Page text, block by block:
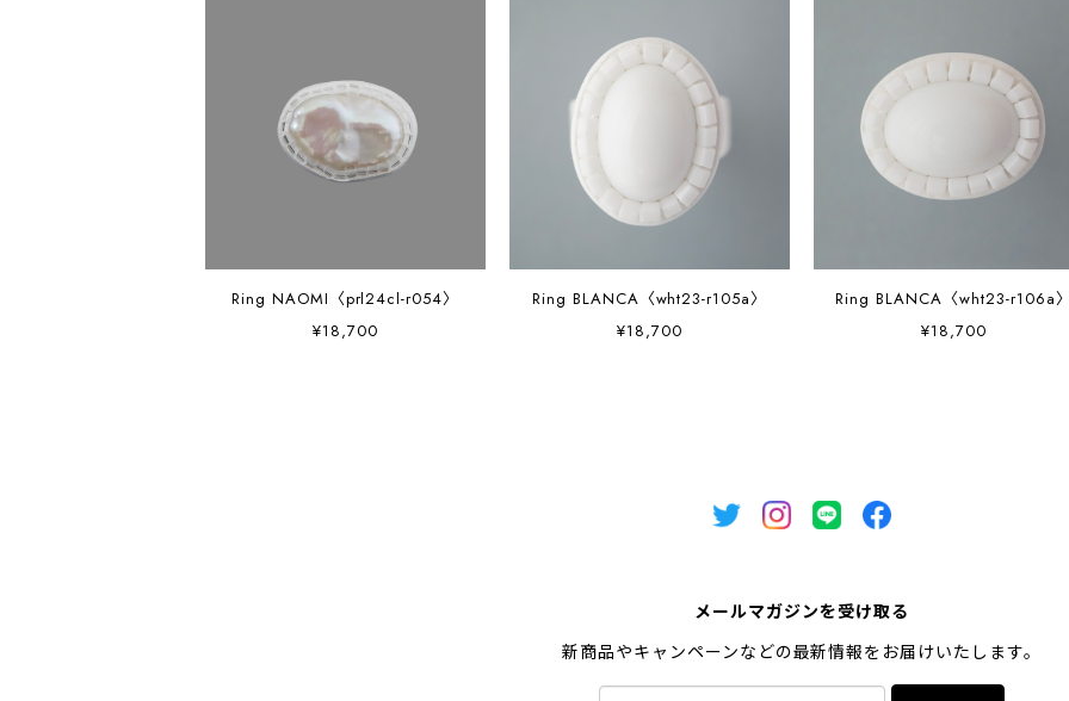
Ring NAOMI〈prl24cl-r054〉
¥18,700
Ring BLANCA〈wht23-r105a〉
¥18,700
Ring BLANCA〈wht23-r106a
¥18,700
メールマガジンを受け取る
新商品やキャンペーンなどの最新情報をお届けいたします。